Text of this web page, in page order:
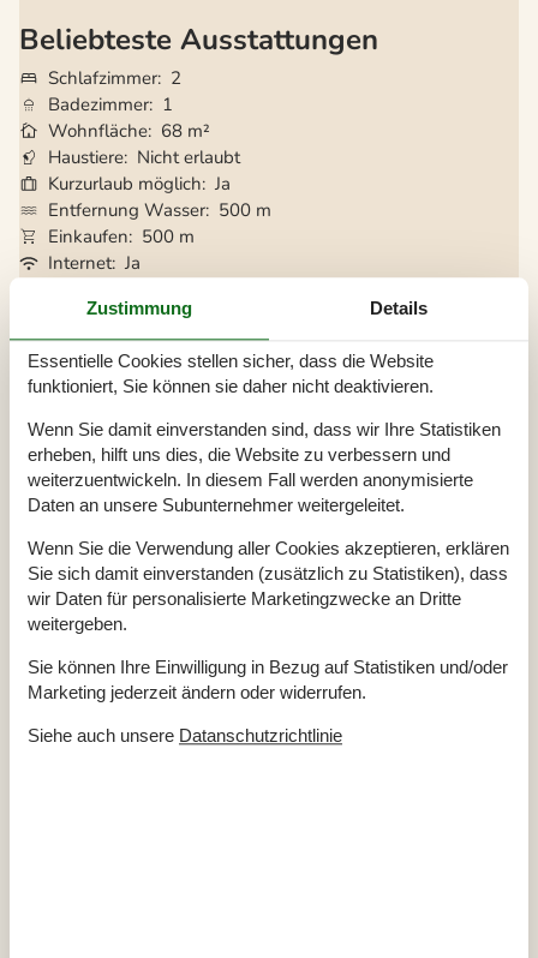
Beliebteste Ausstattungen
Schlafzimmer 2
Badezimmer 1
Wohnfläche 68 m²
Haustiere Nicht erlaubt
Kurzurlaub möglich Ja
Entfernung Wasser 500 m
Einkaufen
500 m
Internet Ja
Geschirrspüler Ja
Nichtraucher Ja
Klimafreundlich Ja
Gesamte Ausstattung
Badezimmer
Dusche
Waschbecken
WC
Diverse
Anzahl Badezimmer
1
Anzahl Schlafzimmer 2
Baujahr 1979
Geschlossene Terrasse
Hoch Geschwindigkeits Internet
Zustimmung Details
Essentielle Cookies stellen sicher, dass die Website
funktioniert, Sie können sie daher nicht deaktivieren.
Wenn Sie damit einverstanden sind, dass wir Ihre Statistiken
erheben, hilft uns dies, die Website zu verbessern und
weiterzuentwickeln. In diesem Fall werden anonymisierte
Daten an unsere Subunternehmer weitergeleitet.
Wenn Sie die Verwendung aller Cookies akzeptieren, erklären
Sie sich damit einverstanden (zusätzlich zu Statistiken), dass
wir Daten für personalisierte Marketingzwecke an Dritte
weitergeben.
Sie können Ihre Einwilligung in Bezug auf Statistiken und/oder
Marketing jederzeit ändern oder widerrufen.
Siehe auch unsere Datanschutzrichtlinie